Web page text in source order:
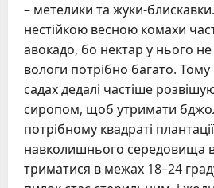
– метелики та жуки-блискавки.
нестійкою весною комахи
авокадо, бо нектар у нього
вологи потрібно багато.
садах дедалі частіше
сиропом, щоб утримати
потрібному квадраті
навколишнього середовища в
триматися в межах 18–24